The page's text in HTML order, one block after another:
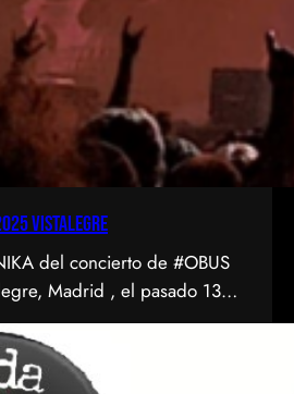
VISTALEGRE
del concierto de #OBUS
Madrid , el pasado 13